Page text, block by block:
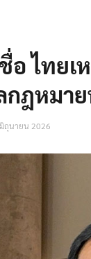
อ ไทยเ
ฎหมาย
ถุนายน 2026